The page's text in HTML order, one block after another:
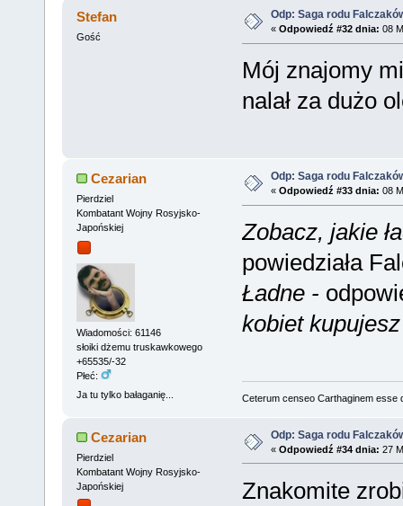
Stefan
Gość
Odp: Saga rodu
« Odpowiedź #32 dnia: 08
Mój znajomy
nalał za dużo
Cezarian
Pierdziel
Kombatant Wojny Rosyjsko-
Japońskiej
Wiadomości: 61146
słoiki dżemu truskawkowego
+65535/-32
Płeć:
Ja tu tylko bałaganię...
Odp: Saga rodu
« Odpowiedź #33 dnia: 08
Zobacz, jakie
powiedziała
Ładne -
kobiet
Ceterum censeo Carthaginem esse
Cezarian
Pierdziel
Kombatant Wojny Rosyjsko-
Japońskiej
Odp: Saga rodu
« Odpowiedź #34 dnia: 27
Znakomite